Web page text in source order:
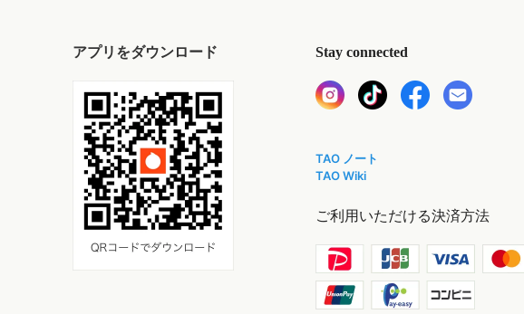
アプリをダウンロード Stay connected
TAO ノート
TAO Wiki
ご利用いただける決済方法